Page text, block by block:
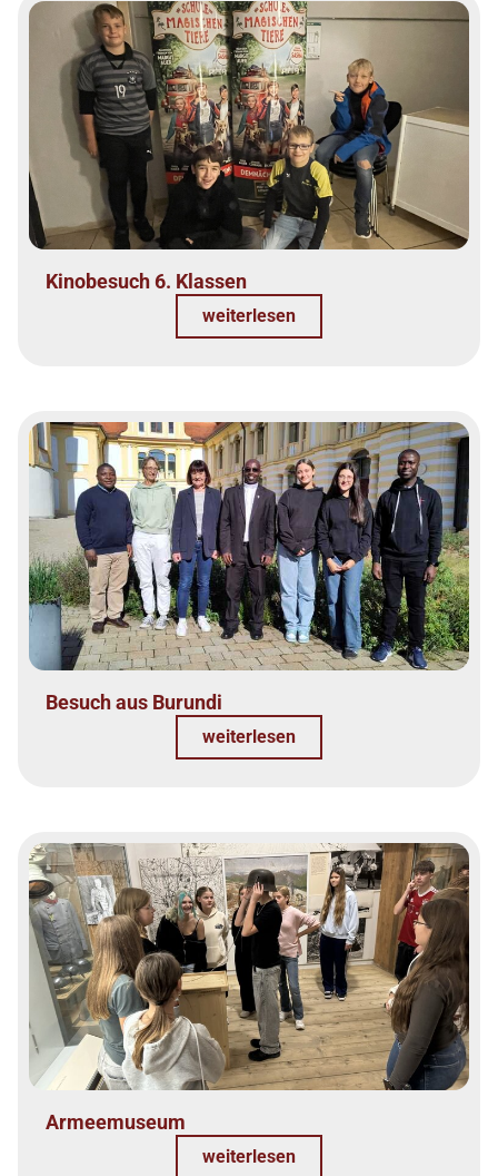
Kinobesuch 6. Klassen
weiterlesen
Besuch aus Burundi
weiterlesen
Armeemuseum
weiterlesen